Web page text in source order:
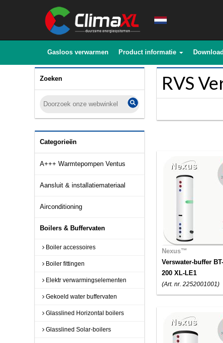
Gasloos verwarmen Product informatie
Zoeken
Categorieën
A+++ Warmtepompen Ventus
Aansluit & installatiemateriaal
Airconditioning
Boilers & Buffervaten
Boiler accessoires
Boiler fittingen
Elektr verwarmingselementen
Gekoeld water buffervaten
Glasslined Horizontal boilers
Glasslined Solar-boilers
RVS
Nexus™
Verswater-buffer BT-
200 XL-LE1
(Art. nr. 2252001001)